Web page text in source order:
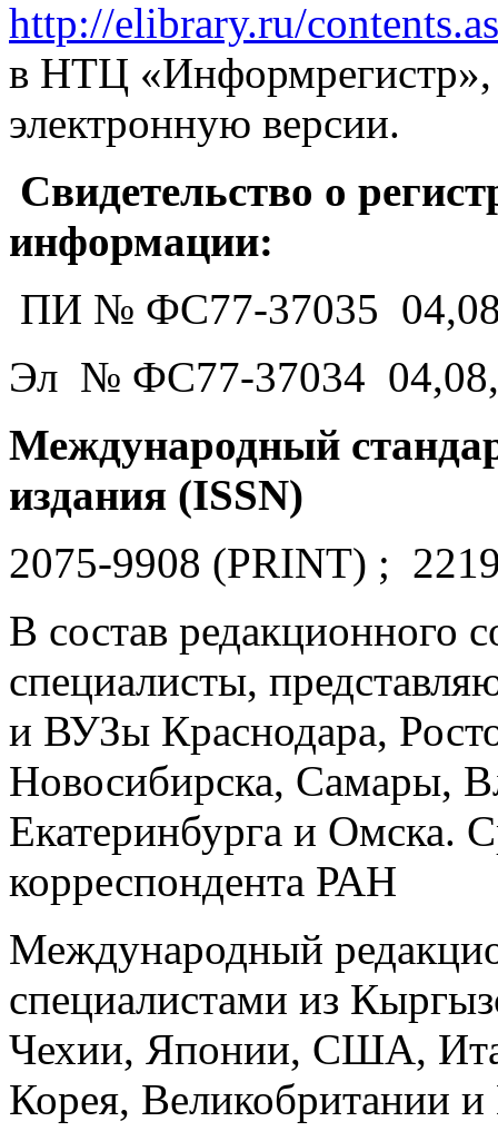
http://elibrary.ru/
в НТЦ «Информрегистр»,
электронную версии.
Свидетельство о
информации:
ПИ № ФС77-37035
Эл № ФС77-37034
Международный
издания (ISSN)
2075-9908 (PRINT) ;
В состав редакционного
специалисты,
и ВУЗы Краснодара,
Новосибирска, Самары,
Екатеринбурга и Омска.
корреспондента РАН
Международный
специалистами из
Чехии, Японии, США,
Корея, Великобритании и